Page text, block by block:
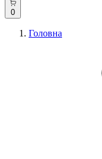
0
Головна